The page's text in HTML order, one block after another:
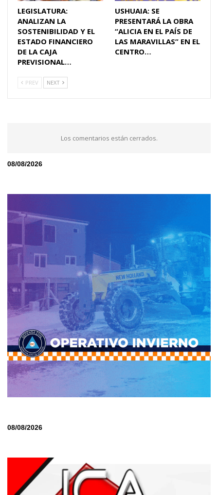
LEGISLATURA:
ANALIZAN LA
SOSTENIBILIDAD Y EL
ESTADO FINANCIERO
DE LA CAJA
PREVISIONAL…
USHUAIA: SE
PRESENTARÁ LA OBRA
“ALICIA EN EL PAÍS DE
LAS MARAVILLAS” EN EL
CENTRO…
PREV NEXT
Los comentarios están cerrados.
08/08/2026
08/08/2026